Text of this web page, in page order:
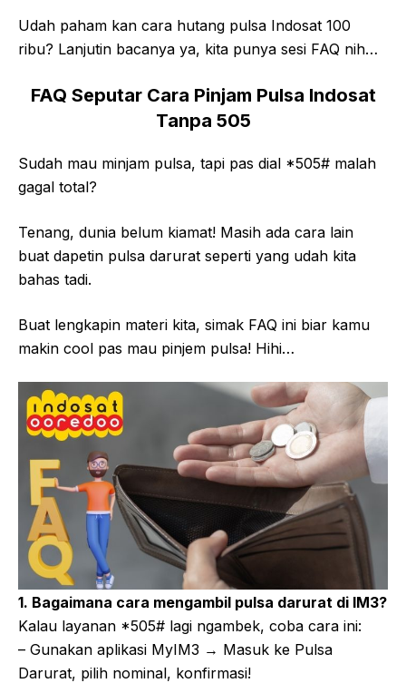
Udah paham kan cara hutang pulsa Indosat 100
ribu? Lanjutin bacanya ya, kita punya sesi FAQ nih…
FAQ Seputar Cara Pinjam Pulsa Indosat
Tanpa 505
Sudah mau minjam pulsa, tapi pas dial *505# malah
gagal total?
Tenang, dunia belum kiamat! Masih ada cara lain
buat dapetin pulsa darurat seperti yang udah kita
bahas tadi.
Buat lengkapin materi kita, simak FAQ ini biar kamu
makin cool pas mau pinjem pulsa! Hihi…
1. Bagaimana cara mengambil pulsa darurat di IM3?
Kalau layanan *505# lagi ngambek, coba cara ini:
– Gunakan aplikasi MyIM3 → Masuk ke Pulsa
Darurat, pilih nominal, konfirmasi!